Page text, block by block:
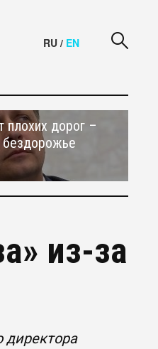
RU / EN
плохих дорог –
бездорожье
из-за